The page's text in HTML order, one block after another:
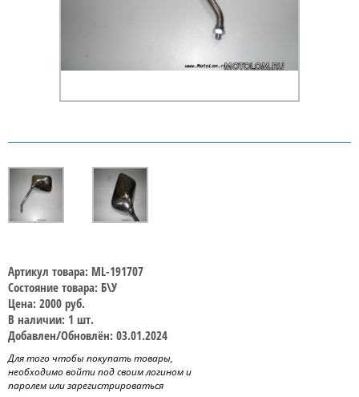
Артикул товара: ML-191707
Состояние товара: Б\У
Цена: 2000 руб.
В наличии: 1 шт.
Добавлен/Обновлён: 03.01.2024
Для того чтобы покупать товары,
необходимо войти под своим логином и
паролем или зарегистрироваться